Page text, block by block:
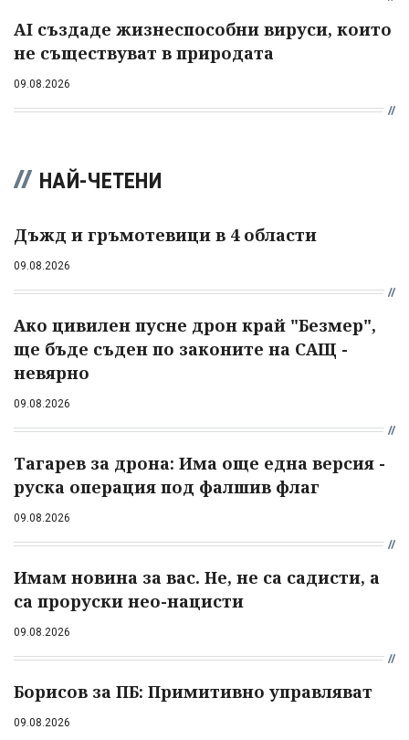
AI създаде жизнеспособни вируси, които
не съществуват в природата
09.08.2026
НАЙ-ЧЕТЕНИ
Дъжд и гръмотевици в 4 области
09.08.2026
Ако цивилен пусне дрон край "Безмер",
ще бъде съден по законите на САЩ -
невярно
09.08.2026
Тагарев за дрона: Има още една версия -
руска операция под фалшив флаг
09.08.2026
Имам новина за вас. Не, не са садисти, а
са проруски нео-нацисти
09.08.2026
Борисов за ПБ: Примитивно управляват
09.08.2026